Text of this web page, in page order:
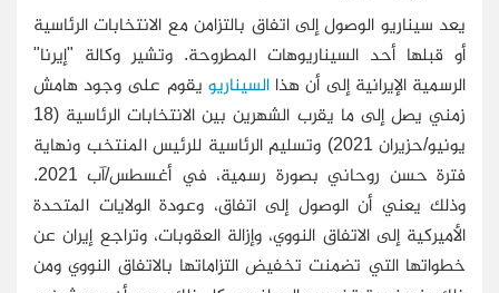
يعد سيناريو الوصول إلى اتفاق بالتزامن مع الانتخابات الرئاسية
أو قبلها أحد السيناريوهات المطروحة. وتشير وكالة "إيرنا"
الرسمية الإيرانية إلى أن هذاالسيناريو يقوم على وجود هامش
زمني يصل إلى ما يقرب الشهرين بين الانتخابات الرئاسية (18
يونيو/حزيران 2021) وتسليم الرئاسية للرئيس المنتخب ونهاية
فترة حسن روحاني بصورة رسمية، في أغسطس/آب 2021.
وذلك يعني أن الوصول إلى اتفاق، وعودة الولايات المتحدة
الأميركية إلى الاتفاق النووي، وإزالة العقوبات، وتراجع إيران عن
خطواتها التي تضمنت تخفيض التزاماتها بالاتفاق النووي ومن